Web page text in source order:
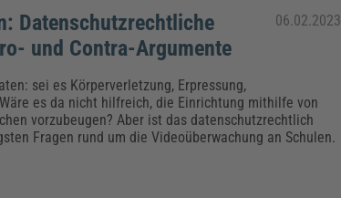
Datenschutzrechtliche
und Contra-Argumente
06.02.2023
sei es Körperverletzung, Erpressung,
es da nicht hilfreich, die Einrichtung mithilfe von
vorzubeugen? Aber ist das datenschutzrechtlich
Fragen rund um die Videoüberwachung an Schulen.